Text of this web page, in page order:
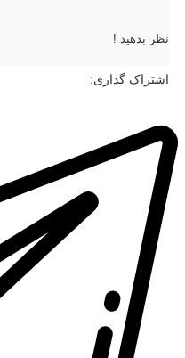
نظر بدهید !
اشتراک گذاری: